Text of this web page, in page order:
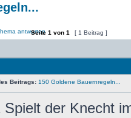
Seite 1 von 1 [ 1 Beitrag ]
Beitrags: 150 Goldene Bauernregeln...
Spielt der Knecht